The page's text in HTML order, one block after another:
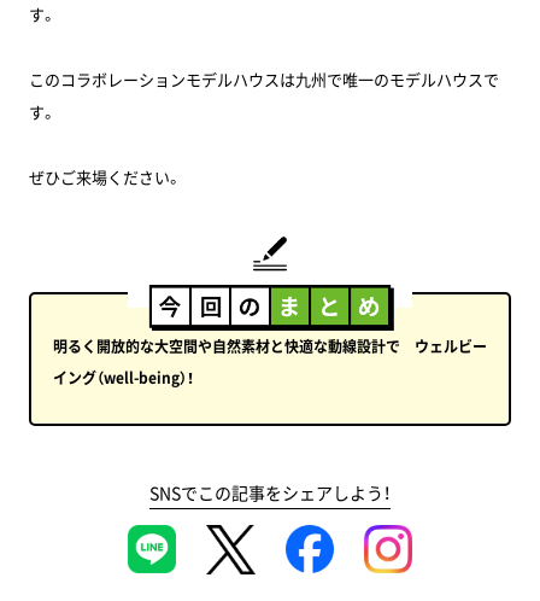
す。
このコラボレーションモデルハウスは九州で唯一のモデルハウスで
す。
ぜひご来場ください。
明るく開放的な大空間や自然素材と快適な動線設計で ウェルビー
イング（well-being）！
SNSでこの記事をシェアしよう！